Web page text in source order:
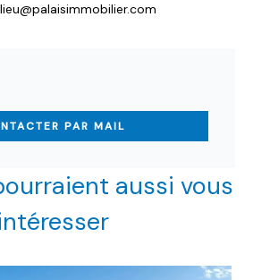
PAR MAIL
aussi vous